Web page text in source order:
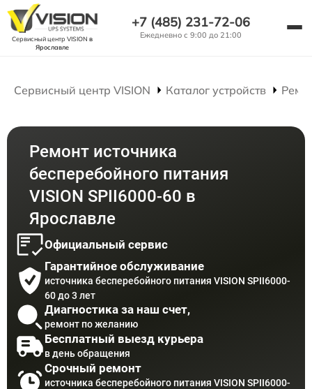
Сервисный центр VISION в
Ярославле
+7 (485) 231-72-06
Ежедневно с 9:00 до 21:00
Сервисный центр VISION Каталог устройств
Ремонт источника
бесперебойного питания
VISION SPII6000-60 в
Ярославле
Официальный сервис
Гарантийное обслуживание
источника бесперебойного питания VISION SPII6000-
60 до 3 лет
Диагностика за наш счет,
ремонт по желанию
Бесплатный выезд курьера
в день обращения
Срочный ремонт
источника бесперебойного питания VISION SPII6000-